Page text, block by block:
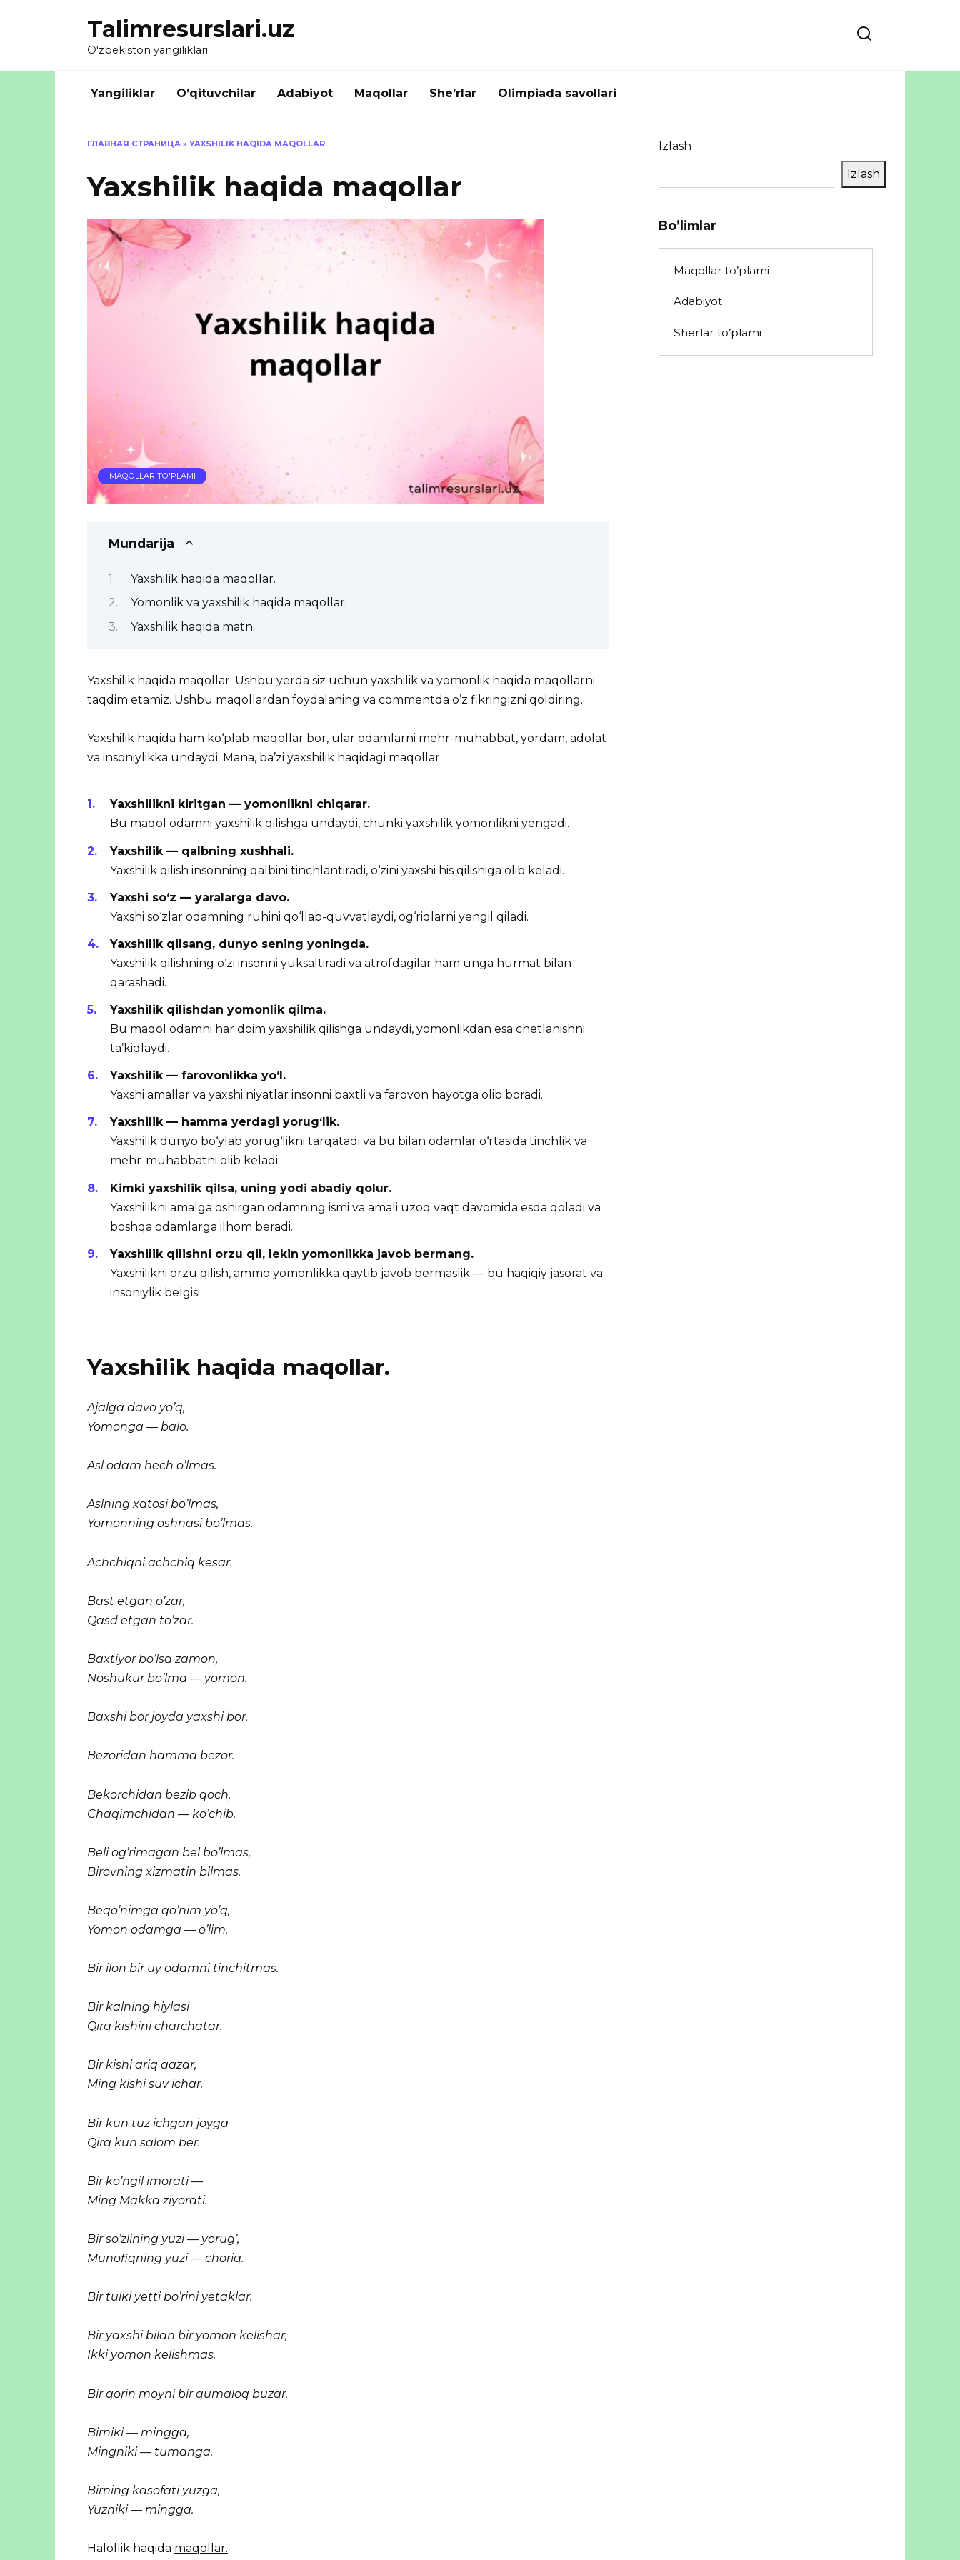
Talimresurslari.uz
O'zbekiston yangiliklari
Yangiliklar O’qituvchilar Adabiyot Maqollar She’rlar Olimpiada savollari
ГЛАВНАЯ СТРАНИЦА » YAXSHILIK HAQIDA MAQOLLAR
Yaxshilik haqida maqollar
MAQOLLAR TO'PLAMI
Mundarija
Yaxshilik haqida maqollar.
Yomonlik va yaxshilik haqida maqollar.
Yaxshilik haqida matn.
Yaxshilik haqida maqollar. Ushbu yerda siz uchun yaxshilik va yomonlik haqida maqollarni
taqdim etamiz. Ushbu maqollardan foydalaning va commentda o’z fikringizni qoldiring.
Yaxshilik haqida ham ko‘plab maqollar bor, ular odamlarni mehr-muhabbat, yordam, adolat
va insoniylikka undaydi. Mana, ba’zi yaxshilik haqidagi maqollar:
Yaxshilikni kiritgan — yomonlikni chiqarar.
Bu maqol odamni yaxshilik qilishga undaydi, chunki yaxshilik yomonlikni yengadi.
Yaxshilik — qalbning xushhali.
Yaxshilik qilish insonning qalbini tinchlantiradi, o‘zini yaxshi his qilishiga olib keladi.
Yaxshi so‘z — yaralarga davo.
Yaxshi so‘zlar odamning ruhini qo‘llab-quvvatlaydi, og‘riqlarni yengil qiladi.
Yaxshilik qilsang, dunyo sening yoningda.
Yaxshilik qilishning o‘zi insonni yuksaltiradi va atrofdagilar ham unga hurmat bilan
qarashadi.
Yaxshilik qilishdan yomonlik qilma.
Bu maqol odamni har doim yaxshilik qilishga undaydi, yomonlikdan esa chetlanishni
ta’kidlaydi.
Yaxshilik — farovonlikka yo‘l.
Yaxshi amallar va yaxshi niyatlar insonni baxtli va farovon hayotga olib boradi.
Yaxshilik — hamma yerdagi yorug‘lik.
Yaxshilik dunyo bo‘ylab yorug‘likni tarqatadi va bu bilan odamlar o‘rtasida tinchlik va
mehr-muhabbatni olib keladi.
Kimki yaxshilik qilsa, uning yodi abadiy qolur.
Yaxshilikni amalga oshirgan odamning ismi va amali uzoq vaqt davomida esda qoladi va
boshqa odamlarga ilhom beradi.
Yaxshilik qilishni orzu qil, lekin yomonlikka javob bermang.
Yaxshilikni orzu qilish, ammo yomonlikka qaytib javob bermaslik — bu haqiqiy jasorat va
insoniylik belgisi.
Yaxshilik haqida maqollar.
Ajalga davo yo’q,
Yomonga — balo.
Asl odam hech o’lmas.
Aslning xatosi bo’lmas,
Yomonning oshnasi bo’lmas.
Achchiqni achchiq kesar.
Bast etgan o’zar,
Qasd etgan to’zar.
Baxtiyor bo’lsa zamon,
Noshukur bo’lma — yomon.
Baxshi bor joyda yaxshi bor.
Bezoridan hamma bezor.
Bekorchidan bezib qoch,
Chaqimchidan — ko’chib.
Beli og’rimagan bel bo’lmas,
Birovning xizmatin bilmas.
Beqo’nimga qo’nim yo’q,
Yomon odamga — o’lim.
Bir ilon bir uy odamni tinchitmas.
Bir kalning hiylasi
Qirq kishini charchatar.
Bir kishi ariq qazar,
Ming kishi suv ichar.
Bir kun tuz ichgan joyga
Qirq kun salom ber.
Bir ko’ngil imorati —
Ming Makka ziyorati.
Bir so’zlining yuzi — yorug’,
Munofiqning yuzi — choriq.
Bir tulki yetti bo’rini yetaklar.
Bir yaxshi bilan bir yomon kelishar,
Ikki yomon kelishmas.
Bir qorin moyni bir qumaloq buzar.
Birniki — mingga,
Mingniki — tumanga.
Birning kasofati yuzga,
Yuzniki — mingga.
Halollik haqida maqollar.
Izlash
Izlash
Bo’limlar
Maqollar to’plami
Adabiyot
Sherlar to’plami